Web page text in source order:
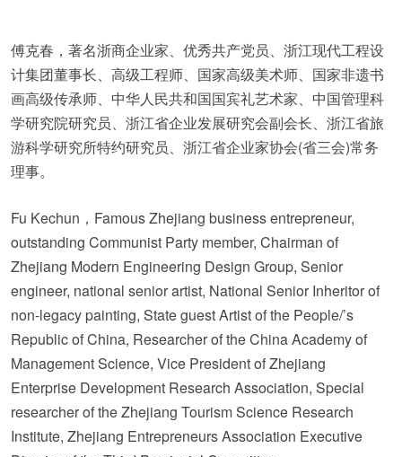
傅克春，著名浙商企业家、优秀共产党员、浙江现代工程设
计集团董事长、高级工程师、国家高级美术师、国家非遗书
画高级传承师、中华人民共和国国宾礼艺术家、中国管理科
学研究院研究员、浙江省企业发展研究会副会长、浙江省旅
游科学研究所特约研究员、浙江省企业家协会(省三会)常务
理事。
Fu Kechun，Famous Zhejiang business entrepreneur,
outstanding Communist Party member, Chairman of
Zhejiang Modern Engineering Design Group, Senior
engineer, national senior artist, National Senior Inheritor of
non-legacy painting, State guest Artist of the People/’s
Republic of China, Researcher of the China Academy of
Management Science, Vice President of Zhejiang
Enterprise Development Research Association, Special
researcher of the Zhejiang Tourism Science Research
Institute, Zhejiang Entrepreneurs Association Executive